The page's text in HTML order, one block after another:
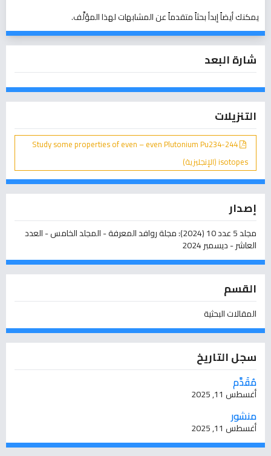
يمكنك أيضاًإبدأ بحثاً متقدماً عن المشابهاتلهذا المؤلَّف.
شارة البعد
التنزيلات
Study some properties of even – even Plutonium Pu234-244
isotopes (الإنجليزية)
إصدار
مجلد 5 عدد 10 (2024): مجلة روافد المعرفة - المجلد الخامس - العدد
العاشر - ديسمبر 2024
القسم
المقالات البحثية
سجل التاريخ
مُقَدَّم
أغسطس 11, 2025
منشور
أغسطس 11, 2025